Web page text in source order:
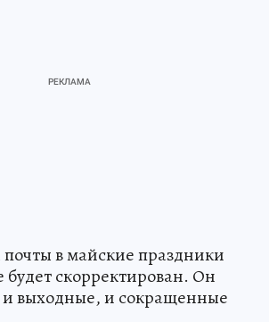
в майские праздники
будет скорректирован. Он
и выходные, и сокращенные